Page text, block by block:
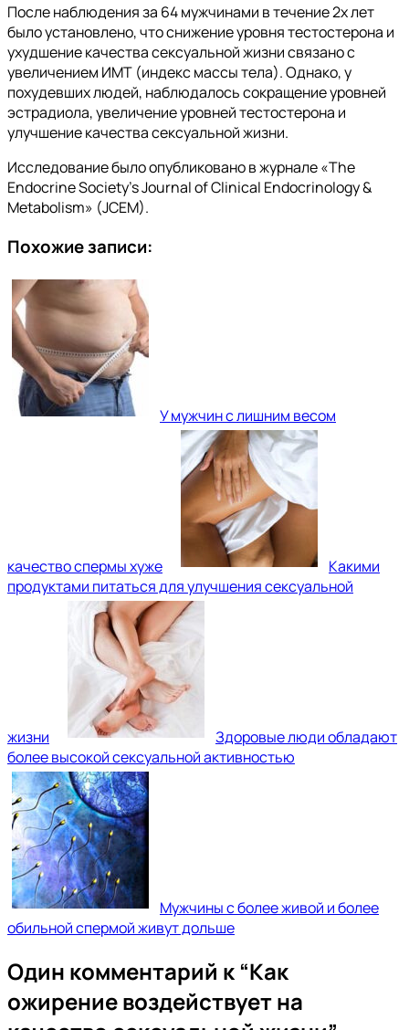
После наблюдения за 64 мужчинами в течение 2х лет
было установлено, что снижение уровня тестостерона и
ухудшение качества сексуальной жизни связано с
увеличением ИМТ (индекс массы тела). Однако, у
похудевших людей, наблюдалось сокращение уровней
эстрадиола, увеличение уровней тестостерона и
улучшение качества сексуальной жизни.
Исследование было опубликовано в журнале «The
Endocrine Society’s Journal of Clinical Endocrinology &
Metabolism» (JCEM).
Похожие записи:
У мужчин с лишним весом
качество спермы хуже
Какими
продуктами питаться для улучшения сексуальной
жизни
Здоровые люди обладают
более высокой сексуальной активностью
Мужчины с более живой и более
обильной спермой живут дольше
Один комментарий к “Как
ожирение воздействует на